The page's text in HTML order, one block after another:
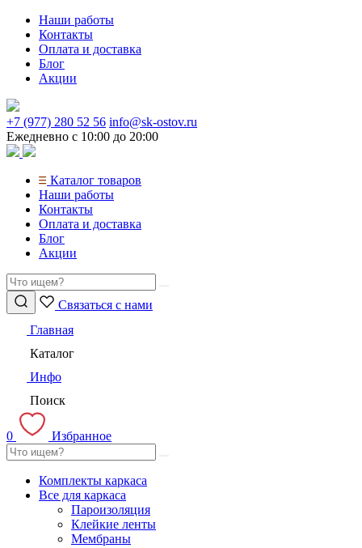
Перейти
содержимому
Наши работы
Контакты
Оплата и доставка
Блог
Акции
+7 (977) 280 52 56 info@sk-ostov.ru
Ежедневно с 10:00 до 20:00
Каталог товаров
Наши работы
Контакты
Оплата и доставка
Блог
Акции
Связаться с нами
Главная
Каталог
Инфо
Поиск
0 Избранное
Комплекты каркаса
Все для каркаса
Пароизоляция
Клейкие ленты
Мембраны